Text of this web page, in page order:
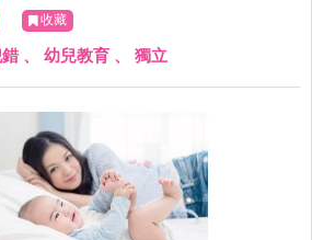
因此出現適應上的困難。
收藏
、 幼兒教育 、 獨立